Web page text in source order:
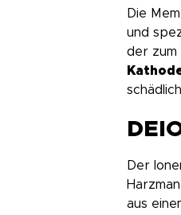
Die
und
der zum
Der
aus